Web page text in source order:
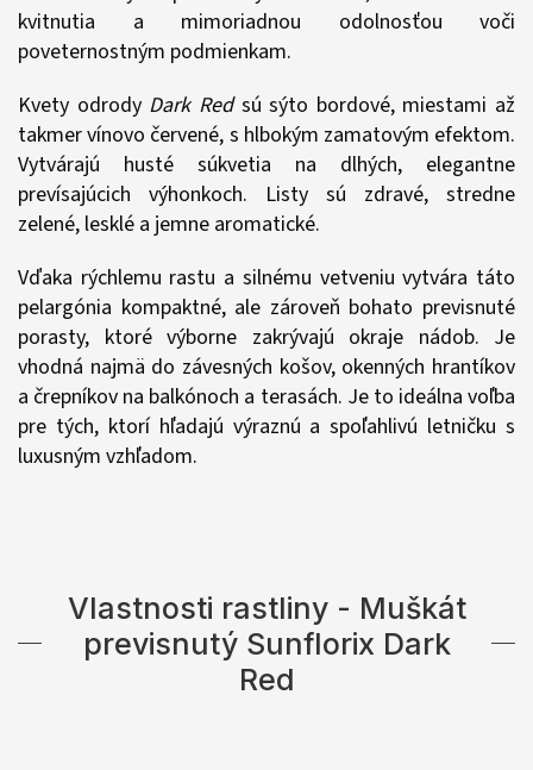
kvitnutia a mimoriadnou odolnosťou voči
poveternostným podmienkam.
Kvety odrody Dark Redsú sýto bordové, miestami až
takmer vínovo červené, s hlbokým zamatovým efektom.
Vytvárajú husté súkvetia na dlhých, elegantne
prevísajúcich výhonkoch. Listy sú zdravé, stredne
zelené, lesklé a jemne aromatické.
Vďaka rýchlemu rastu a silnému vetveniu vytvára táto
pelargónia kompaktné, ale zároveň bohato previsnuté
porasty, ktoré výborne zakrývajú okraje nádob. Je
vhodná najmä do závesných košov, okenných hrantíkov
a črepníkov na balkónoch a terasách. Je to ideálna voľba
pre tých, ktorí hľadajú výraznú a spoľahlivú letničku s
luxusným vzhľadom.
Vlastnosti rastliny - Muškát
previsnutý Sunflorix Dark
Red